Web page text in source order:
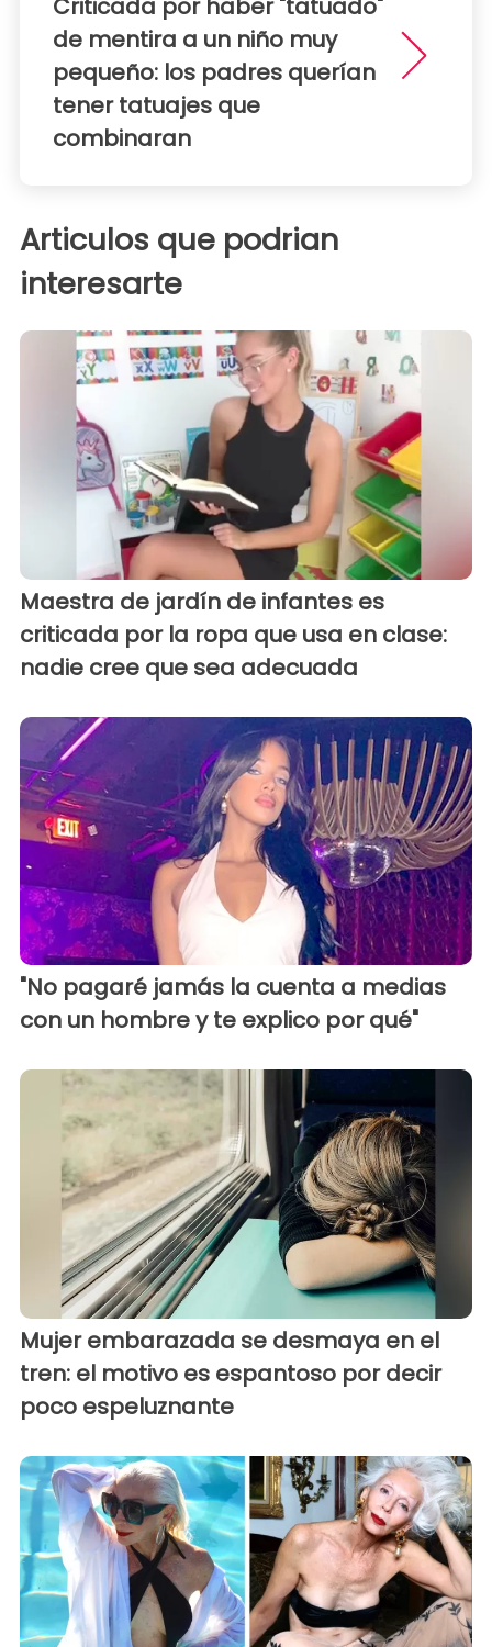
Criticada por haber "tatuado"
de mentira a un niño muy
pequeño: los padres querían
tener tatuajes que
combinaran
Articulos que podrian
interesarte
Maestra de jardín de infantes es
criticada por la ropa que usa en clase:
nadie cree que sea adecuada
"No pagaré jamás la cuenta a medias
con un hombre y te explico por qué"
Mujer embarazada se desmaya en el
tren: el motivo es espantoso por decir
poco espeluznante